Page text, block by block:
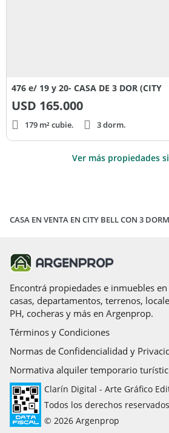
476 e/ 19 y 20- CASA DE 3 DOR (CITY
USD 165.000
179 m² cubie. 3 dorm.
Ver más propiedades
Encontrá propiedades e inmuebles
casas, departamentos, terrenos,
PH, cocheras y más en Argenprop.
Términos y Condiciones
Normas de Confidencialidad y
Normativa alquiler temporario
Clarín Digital - Arte Gráfico
Todos los derechos
© 2026 Argenprop